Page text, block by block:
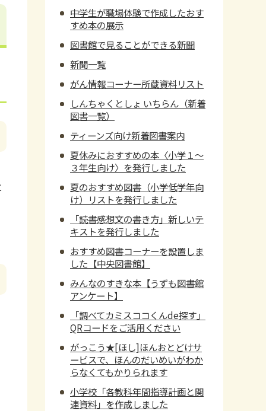
中学生が職場体験で作成したおす
すめ本の展示
図書館で見ることができる新聞
新聞一覧
がん情報コーナー所蔵資料リスト
しんちゃくとしょ いちらん（新着
図書一覧）
ティーンズ向け新着図書案内
夏休みにおすすめの本〈小学１～
３年生向け〉を発行しました
夏のおすすめ図書（小学低学年向
け）リストを発行しました
「読書感想文の書き方」新しいテ
キストを発行しました
おすすめ図書コーナーを設置しま
した【中央図書館】
みんなのすきな本【うずも図書館
アンケート】
「調べてカミスココくんde探す」
QRコードをご活用ください
がっこう★[ほし]ほんおとどけサ
ービスで、ほんのだいめいがわか
らなくてもかりられます
小学校「各教科年間指導計画と関
連資料」を作成しました